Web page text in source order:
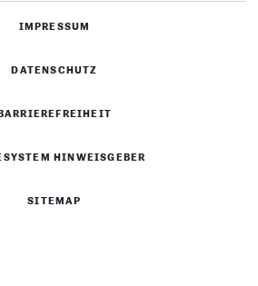
IMPRESSUM
DATENSCHUTZ
HINWEISGEBER
SITEMAP